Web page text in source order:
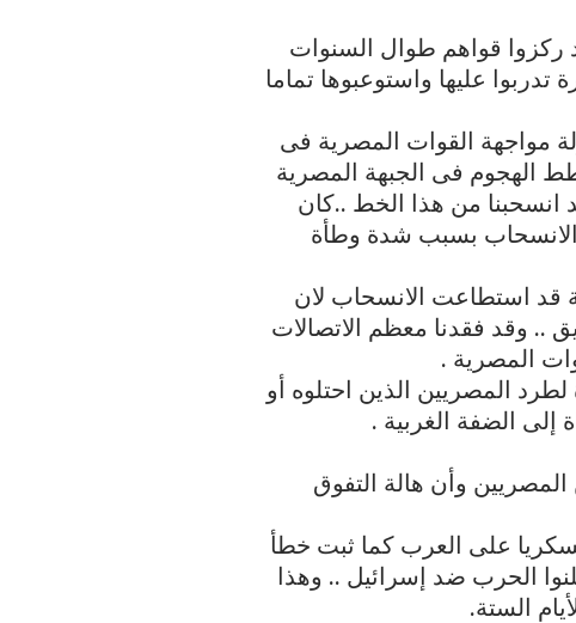
ركزوا قواهم طوال السنوات
عليها واستوعبوها تماما
مواجهة القوات المصرية فى
الهجوم فى الجبهة المصرية
انسحبنا من هذا الخط ..كان
الانسحاب بسبب شدة وطأة
قد استطاعت الانسحاب لان
.. وقد فقدنا معظم الاتصالات
المصرية .
المصريين الذين احتلوه أو
إلى الضفة الغربية .
المصريين وأن هالة التفوق
على العرب كما ثبت خطأ
الحرب ضد إسرائيل .. وهذا
الستة.